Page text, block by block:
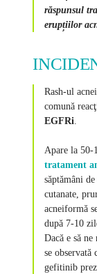
răspunsul
erupțiilor
Rash-ul
comună
EGFRi
Apare la 50-
tratament
săptămâni
cutanate,
acneiformă
după 7-10
Dacă e să
se observată
gefitinib